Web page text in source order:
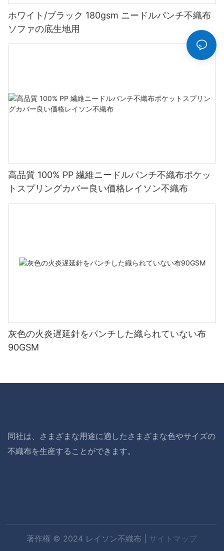
ホワイト/ブラック 180gsm ニードルパンチ不織布
ソファの底生地用
高品質 100% PP 繊維ニードルパンチ不織布ポケッ
トスプリングカバー良い価格レイソン不織布
灰色の火炎遅延針をパンチした織られていない布
90GSM
同社は、さまざまな用途に適したさまざまな色やサイズの
不織布を生産することができます。
著作権 © 2024 レイソン不織布 | サイトマップ